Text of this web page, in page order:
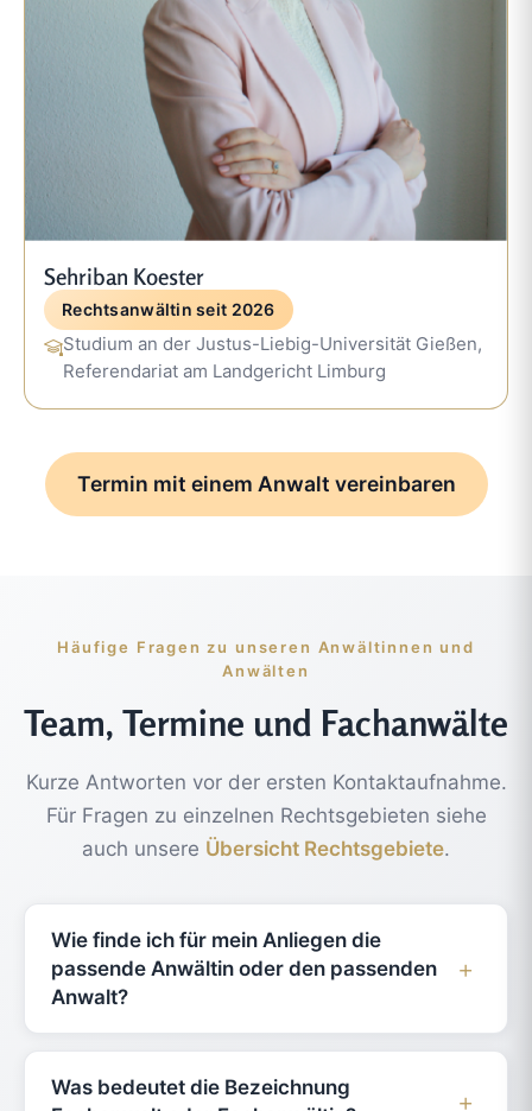
Sehriban Koester
Rechtsanwältin seit 2026
Studium an der Justus-Liebig-Universität Gießen,
Referendariat am Landgericht Limburg
Termin mit einem Anwalt vereinbaren
Häufige Fragen zu unseren Anwältinnen und
Anwälten
Team, Termine und Fachanwälte
Kurze Antworten vor der ersten Kontaktaufnahme.
Für Fragen zu einzelnen Rechtsgebieten siehe
auch unsere Übersicht Rechtsgebiete.
Wie finde ich für mein Anliegen die
passende Anwältin oder den passenden
Anwalt?
Auf der Seite „Rechtsgebiete“ sehen Sie unsere
Schwerpunkte. In den Profilen auf dieser Seite
Was bedeutet die Bezeichnung